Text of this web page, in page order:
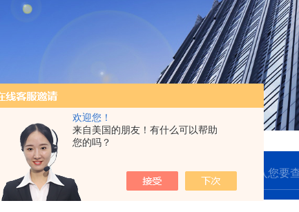
欢迎您！
来自美国的朋友！有什么可以帮助
您的吗？
空柱管套装 恒谱生10mmX50mm半制备空柱管总成